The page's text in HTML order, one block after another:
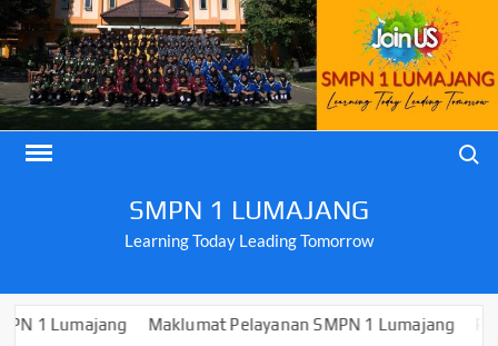
Skip
to
content
SMPN 1 LUMAJANG
Learning Today Leading Tomorrow
Maklumat Pelayanan SMPN 1 Lumajang